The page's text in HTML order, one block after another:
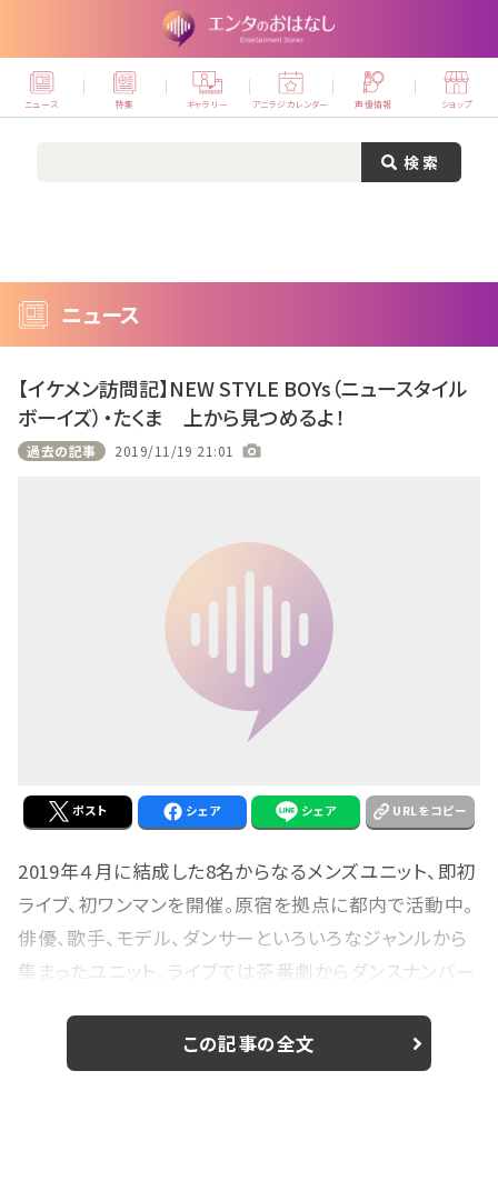
ニュース 特集 ギャラリー アニラジカレンダー 声優情報 ショップ
ニュース
【イケメン訪問記】NEW STYLE BOYs（ニュースタイル
ボーイズ）・たくま 上から見つめるよ！
過去の記事 2019/11/19 21:01
ポスト シェア シェア URLをコピー
2019年４月に結成した8名からなるメンズユニット、即初
ライブ、初ワンマンを開催。原宿を拠点に都内で活動中。
俳優、歌手、モデル、ダンサーといろいろなジャンルから
集まったユニット。ライブでは茶番劇からダンスナンバー
させない。ユニット名の由来は「僕たちにしか出来ない新
しい物を創ろう」そんな思いを込めてニュースタイルボ
この記事の全文